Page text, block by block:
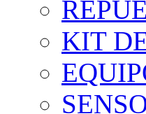
KIT